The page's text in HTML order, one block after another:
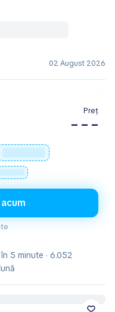
02 August 2026
Preț
– – –
5 minute · 6.052